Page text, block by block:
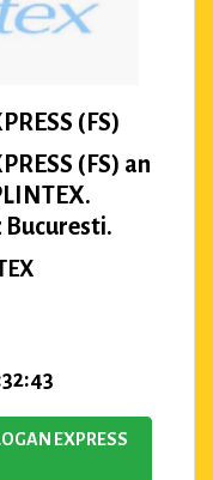
(FS)
(FS) an
Bucuresti.
EXPRESS